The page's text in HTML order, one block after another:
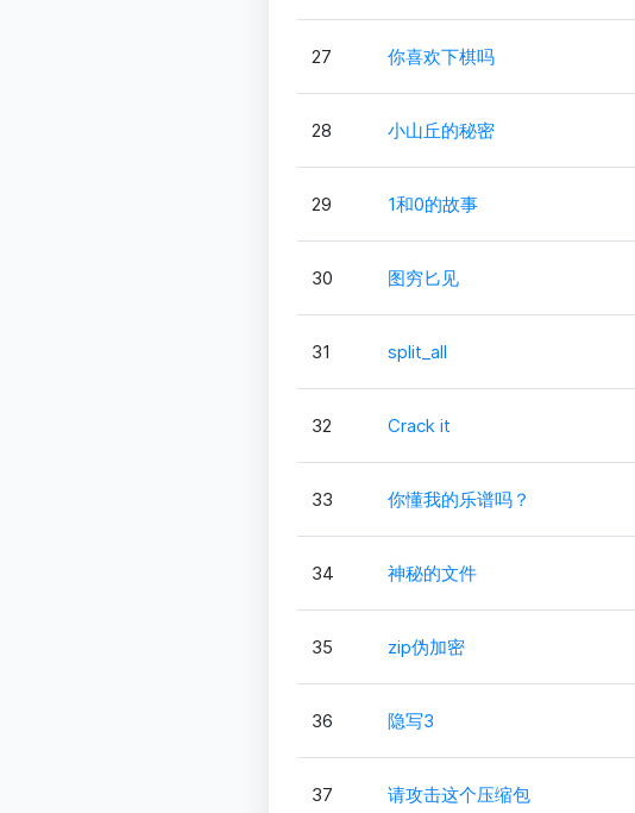
27 你喜欢下棋吗
28 小山丘的秘密
29 1和0的故事
30 图穷匕见
31 split_all
32 Crack it
33 你懂我的乐谱吗？
34 神秘的文件
35 zip伪加密
36 隐写3
37 请攻击这个压缩包